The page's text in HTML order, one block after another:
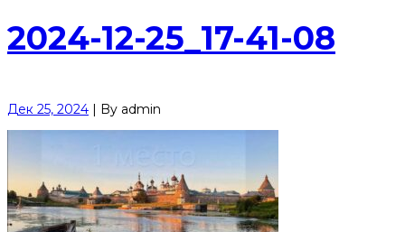
2024-12-25_17-41-08
Дек 25, 2024 | By admin